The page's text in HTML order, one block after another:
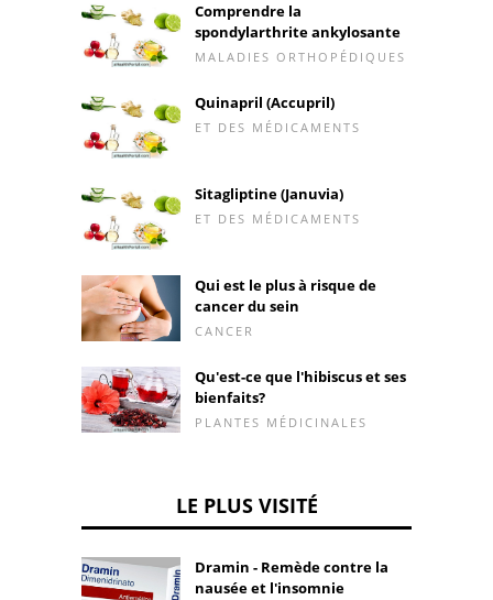
Comprendre la
spondylarthrite ankylosante
MALADIES ORTHOPÉDIQUES
Quinapril (Accupril)
ET DES MÉDICAMENTS
Sitagliptine (Januvia)
ET DES MÉDICAMENTS
Qui est le plus à risque de
cancer du sein
CANCER
Qu'est-ce que l'hibiscus et ses
bienfaits?
PLANTES MÉDICINALES
LE PLUS VISITÉ
Dramin - Remède contre la
nausée et l'insomnie